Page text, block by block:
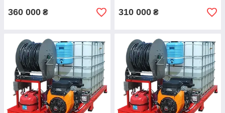
360 000 ₴ 310 000 ₴